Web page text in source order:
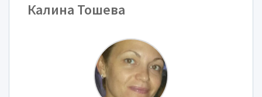
Калина Тошева